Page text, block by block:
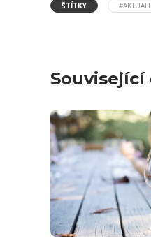
ŠTÍTKY
Související